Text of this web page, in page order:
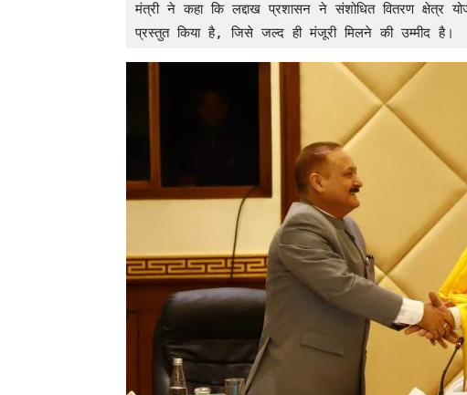
मंत्री ने कहा कि लद्दाख प्रशासन ने संशोधित वितरण
प्रस्तुत किया है, जिसे जल्द ही मंजूरी मिलने की उम्मीद है।